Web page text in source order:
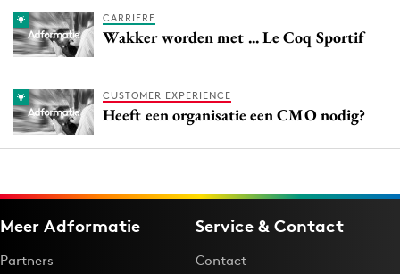
CARRIERE
Wakker worden met ... Le Coq Sportif
CUSTOMER EXPERIENCE
Heeft een organisatie een CMO nodig?
Meer Adformatie
Partners
Service & Contact
Contact